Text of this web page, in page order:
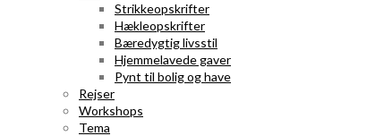
Strikkeopskrifter
Hækleopskrifter
Bæredygtig livsstil
Hjemmelavede gaver
Pynt til bolig og have
Rejser
Workshops
Tema